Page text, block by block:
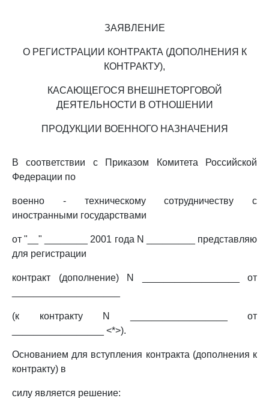
ЗАЯВЛЕНИЕ
О РЕГИСТРАЦИИ КОНТРАКТА (ДОПОЛНЕНИЯ К
КОНТРАКТУ),
КАСАЮЩЕГОСЯ ВНЕШНЕТОРГОВОЙ
ДЕЯТЕЛЬНОСТИ В ОТНОШЕНИИ
ПРОДУКЦИИ ВОЕННОГО НАЗНАЧЕНИЯ
В соответствии с Приказом Комитета Российской
Федерации по
военно - техническому сотрудничеству с
иностранными государствами
от "__" ________ 2001 года N _________ представляю
для регистрации
контракт (дополнение) N __________________ от
(к контракту N __________________ от
_________________ <*>).
Основанием для вступления контракта (дополнения к
контракту) в
силу является решение: